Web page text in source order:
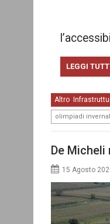
LEGGI
Altro
olimpiadi
De
15 Agosto